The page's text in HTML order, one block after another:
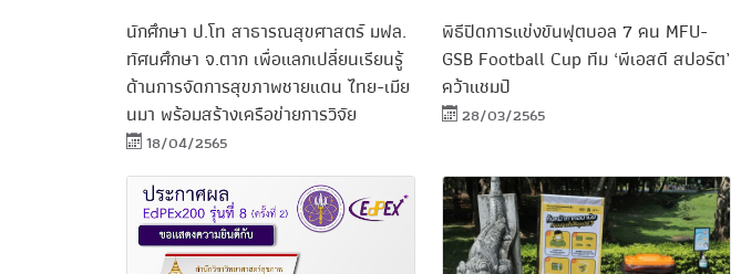
นักศึกษา ป.โท สาธารณสุขศาสตร์ มฟล.
ทัศนศึกษา จ.ตาก เพื่อแลกเปลี่ยนเรียนรู้
ด้านการจัดการสุขภาพชายแดน ไทย-เมีย
นมา พร้อมสร้างเครือข่ายการวิจัย
18/04/2565
พิธีปิดการแข่งขันฟุตบอล 7 คน MFU-
GSB Football Cup ทีม ‘พีเอสดี สปอร์ต’
คว้าแชมป์
28/03/2565